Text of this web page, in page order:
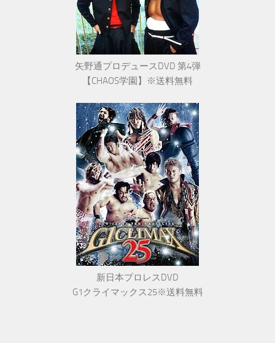
矢野通プロデュースDVD 第4弾
【CHAOS学園】※送料無料
新日本プロレスDVD
G1クライマックス25※送料無料